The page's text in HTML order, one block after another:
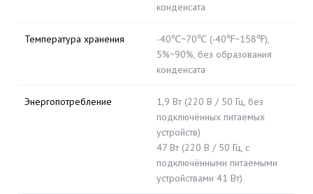
конденсата
Температура хранения
-40℃~70℃ (-40℉~158℉),
5%~90%, без образования
конденсата
Энергопотребление
1,9 Вт (220 В / 50 Гц, без
подключённых питаемых
устройств)
47 Вт (220 В / 50 Гц, с
подключёнными питаемыми
устройствами 41 Вт)